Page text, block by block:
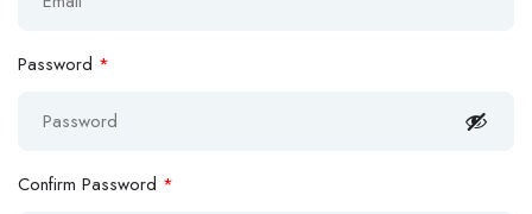
Password *
Confirm Password *